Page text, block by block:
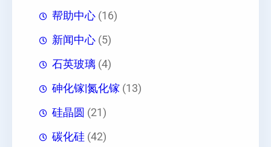
帮助中心 (16)
新闻中心 (5)
石英玻璃 (4)
砷化镓|氮化镓 (13)
硅晶圆 (21)
碳化硅 (42)